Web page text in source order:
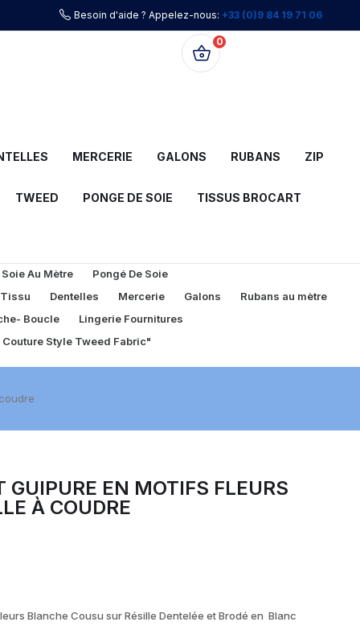
Besoin d'aide ? Appelez-nous: +33 (0)9 84 19 71 06
0
MERCERIE GALONS RUBANS ZIP
TWEED PONGE DE SOIE TISSUS BROCART
Au Mètre
Pongé De Soie
Dentelles Mercerie Galons
Rubans au mètre
Boucle
Lingerie Fournitures
Style Tweed Fabric"
GUIPURE EN MOTIFS FLEURS
À COUDRE
Blanche Cousu sur Résille Dentelée et Brodé en Blanc